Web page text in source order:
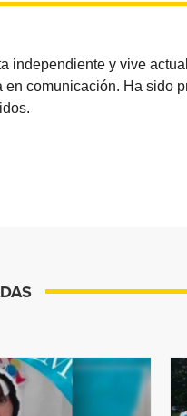
independiente y vive
comunicación. Ha sido